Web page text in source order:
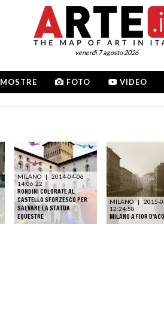
venerdì 7 agosto 2026
MOSTRE FOTO VIDEO
MILANO |
2014-04-06
14:06:22
RONDINI COLORATE AL
CASTELLO SFORZESCO PER
SALVARE LA STATUA
EQUESTRE
MILANO |
2015-
12:24:58
MILANO A FIOR